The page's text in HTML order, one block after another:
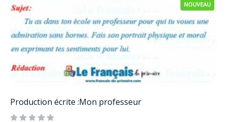
NOUVEAU
Production écrite :Mon professeur